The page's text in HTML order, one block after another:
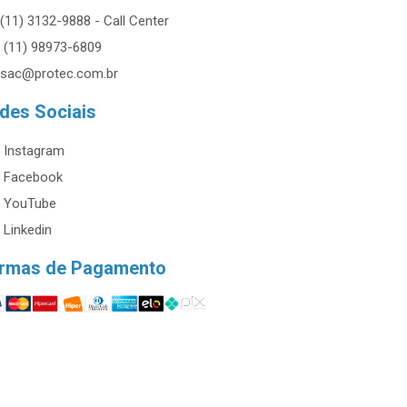
(11) 3132-9888 - Call Center
(11) 98973-6809
sac@protec.com.br
Sociais
Instagram
Facebook
YouTube
Linkedin
de Pagamento